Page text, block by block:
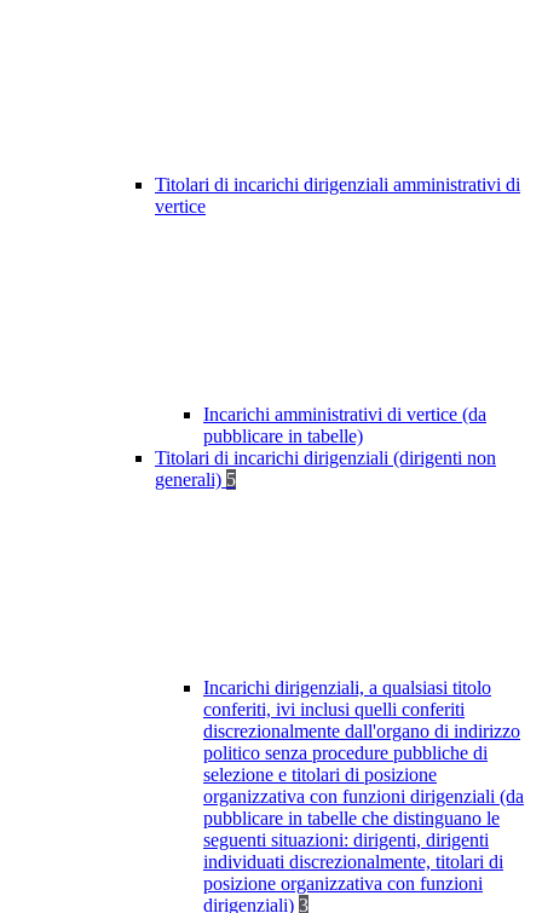
Titolari di incarichi dirigenziali amministrativi di
vertice
Incarichi amministrativi di vertice (da
pubblicare in tabelle)
Titolari di incarichi dirigenziali (dirigenti non
generali) 5
Incarichi dirigenziali, a qualsiasi titolo
conferiti, ivi inclusi quelli conferiti
discrezionalmente dall'organo di indirizzo
politico senza procedure pubbliche di
selezione e titolari di posizione
organizzativa con funzioni dirigenziali (da
pubblicare in tabelle che distinguano le
seguenti situazioni: dirigenti, dirigenti
individuati discrezionalmente, titolari di
posizione organizzativa con funzioni
dirigenziali) 3